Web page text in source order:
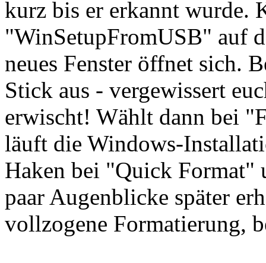
kurz bis er erkannt wurde.
"WinSetupFromUSB" auf
neues Fenster öffnet sich.
Stick aus - vergewissert
erwischt! Wählt dann bei
läuft die Windows-
Haken bei "Quick
paar Augenblicke später
vollzogene Formatierung,